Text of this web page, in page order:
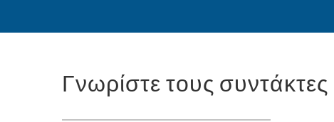
Γνωρίστε τους συντάκτες